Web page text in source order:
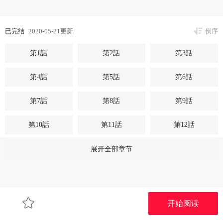
已完结 2020-05-21更新 倒序
第1話 第2話 第3話
第4話 第5話 第6話
第7話 第8話 第9話
第10話 第11話 第12話
第14話
第19話
开始阅读
展开全部章节